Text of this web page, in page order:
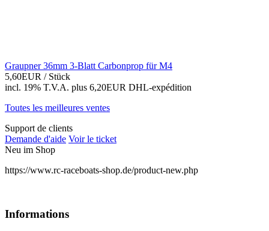
Graupner 36mm 3-Blatt Carbonprop für M4
5,60EUR / Stück
incl. 19% T.V.A. plus 6,20EUR DHL-expédition
Toutes les meilleures ventes
Support de clients
Demande d'aide Voir le ticket
Neu im Shop
https://www.rc-raceboats-shop.de/product-new.php
Informations